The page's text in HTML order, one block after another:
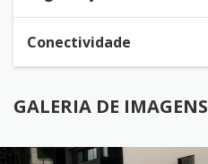
Conectividade
GALERIA DE IMAGENS